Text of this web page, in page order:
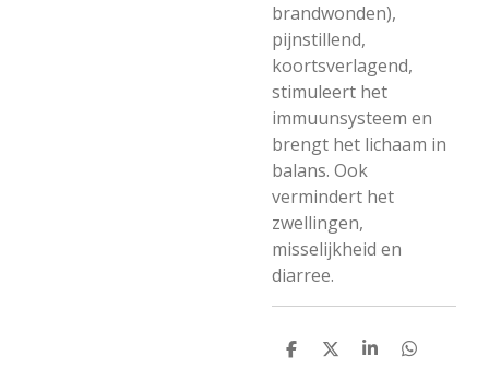
brandwonden),
pijnstillend,
koortsverlagend,
stimuleert het
immuunsysteem en
brengt het lichaam in
balans. Ook
vermindert het
zwellingen,
misselijkheid en
diarree.
D
D
S
D